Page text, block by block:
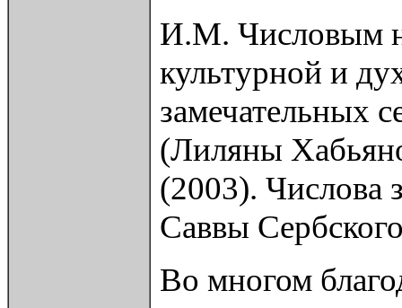
И.М. Числовым
культурной и
замечательных
(Лиляны
(2003). Числова
Саввы
Во многом